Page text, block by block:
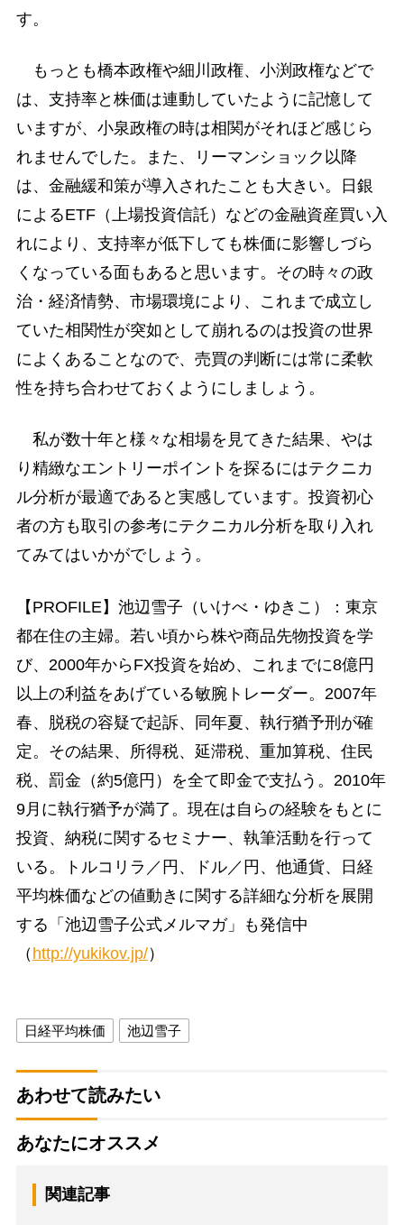
す。
もっとも橋本政権や細川政権、小渕政権などで
は、支持率と株価は連動していたように記憶して
いますが、小泉政権の時は相関がそれほど感じら
れませんでした。また、リーマンショック以降
は、金融緩和策が導入されたことも大きい。日銀
によるETF（上場投資信託）などの金融資産買い入
れにより、支持率が低下しても株価に影響しづら
くなっている面もあると思います。その時々の政
治・経済情勢、市場環境により、これまで成立し
ていた相関性が突如として崩れるのは投資の世界
によくあることなので、売買の判断には常に柔軟
性を持ち合わせておくようにしましょう。
私が数十年と様々な相場を見てきた結果、やは
り精緻なエントリーポイントを探るにはテクニカ
ル分析が最適であると実感しています。投資初心
者の方も取引の参考にテクニカル分析を取り入れ
てみてはいかがでしょう。
【PROFILE】池辺雪子（いけべ・ゆきこ）：東京
都在住の主婦。若い頃から株や商品先物投資を学
び、2000年からFX投資を始め、これまでに8億円
以上の利益をあげている敏腕トレーダー。2007年
春、脱税の容疑で起訴、同年夏、執行猶予刑が確
定。その結果、所得税、延滞税、重加算税、住民
税、罰金（約5億円）を全て即金で支払う。2010年
9月に執行猶予が満了。現在は自らの経験をもとに
投資、納税に関するセミナー、執筆活動を行って
いる。トルコリラ／円、ドル／円、他通貨、日経
平均株価などの値動きに関する詳細な分析を展開
する「池辺雪子公式メルマガ」も発信中
（ http://yukikov.jp/）
日経平均株価 池辺雪子
あわせて読みたい
あなたにオススメ
関連記事